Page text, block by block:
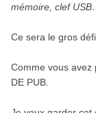
mémoire, clef
Ce sera le gros
Comme vous avez
DE PUB.